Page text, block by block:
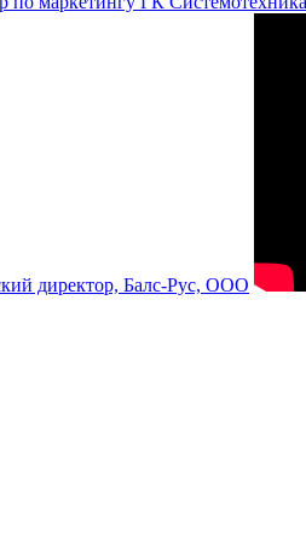
директор, Балс-Рус, ООО